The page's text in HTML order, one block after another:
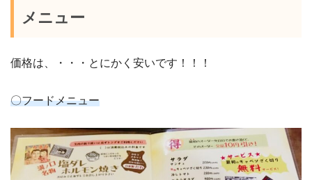
メニュー
価格は、・・・とにかく安いです！！！
〇フードメニュー